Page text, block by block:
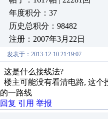
年度积分：37
历史总积分：98482
注册：2007年3月22日
发表于：2013-12-10 21:19:07
这是什么接线法?
楼主可能没有看清电路, 这个
的一路线
回复 引用 举报